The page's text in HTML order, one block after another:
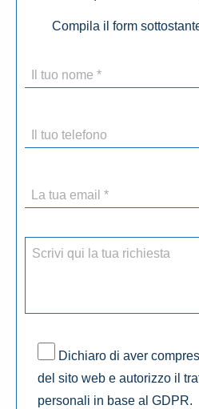
Compila il form
Dichiaro di aver
del sito web e autorizzo il
personali in base al GDPR.